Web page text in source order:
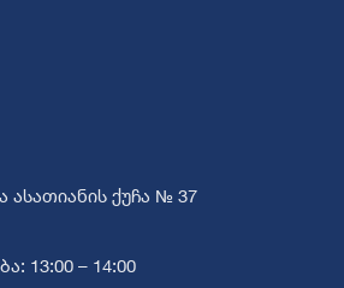
ასათიანის ქუჩა № 37
13:00 – 14:00